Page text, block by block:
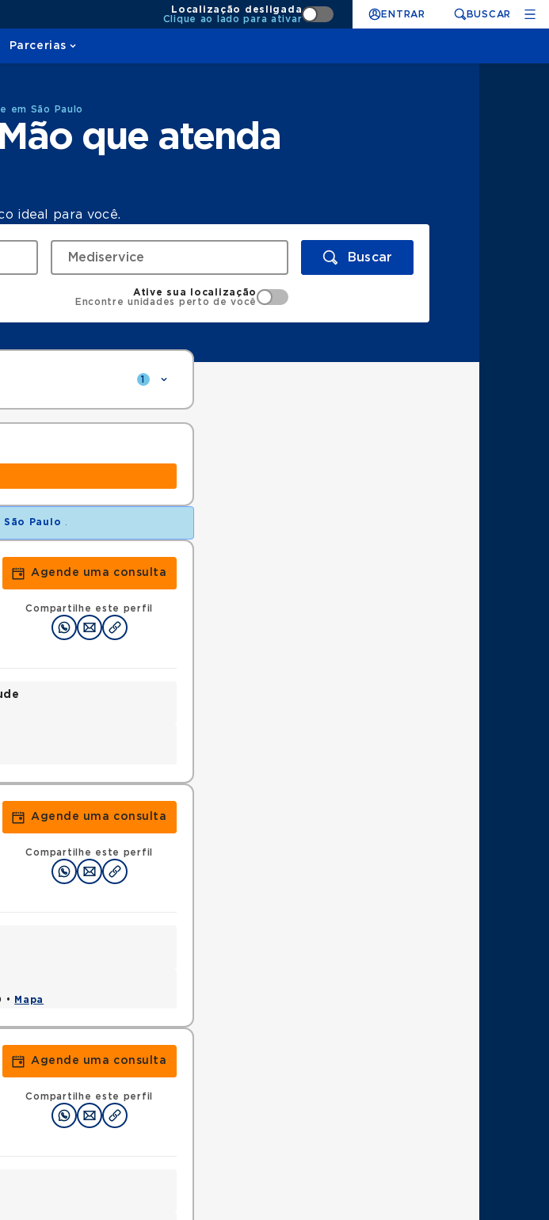
Localização desligada
Clique ao lado para ativar
ENTRAR BUSCAR
Parcerias
em São Paulo
que atenda
ideal para você.
Buscar
Ative sua localização
Encontre unidades perto de você
1
São Paulo
Agende uma consulta
Compartilhe este perfil
136232 - Cirurgia da mão
Agende uma consulta
Compartilhe este perfil
• Mapa
73892 - Cirurgia da mão
Agende uma consulta
Compartilhe este perfil